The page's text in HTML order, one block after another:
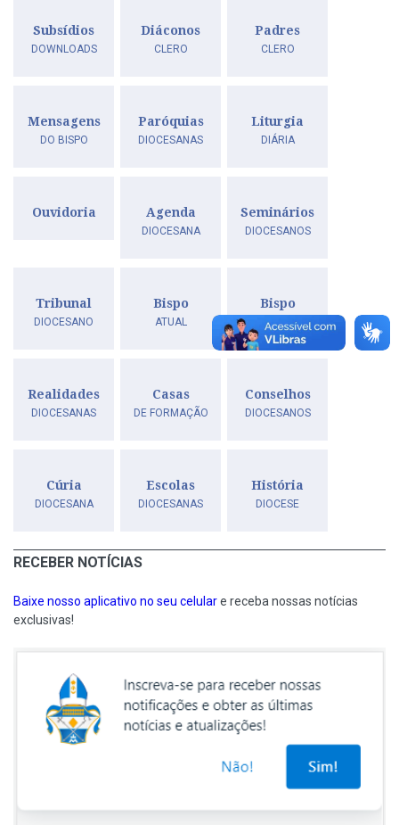
Subsídios
DOWNLOADS
Diáconos
CLERO
Padres
CLERO
Mensagens
DO BISPO
Paróquias
DIOCESANAS
Liturgia
DIÁRIA
Ouvidoria Agenda
DIOCESANA
Seminários
DIOCESANOS
Tribunal
DIOCESANO
Bispo
ATUAL
Bispo
ANTERIORES
Realidades
DIOCESANAS
Casas
DE FORMAÇÃO
Conselhos
DIOCESANOS
Cúria
DIOCESANA
Escolas
DIOCESANAS
História
DIOCESE
RECEBER NOTÍCIAS
Baixe nosso aplicativo no seu celulare receba nossas notícias
exclusivas!